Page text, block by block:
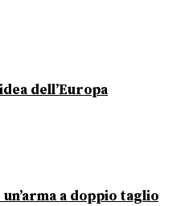
dell’Europa
a doppio taglio